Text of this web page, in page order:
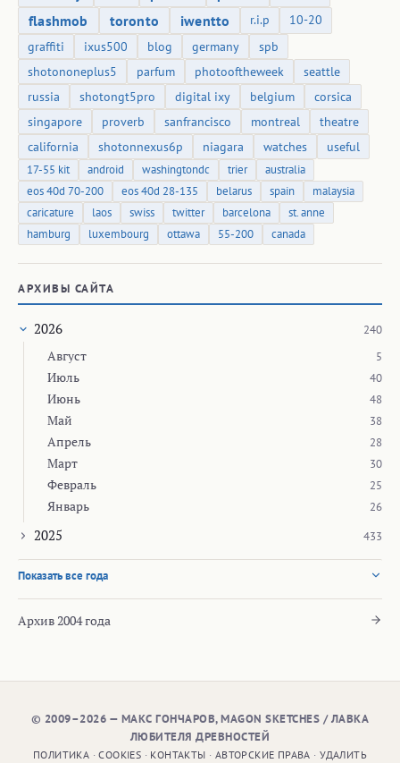
flashmob
toronto iwentto r.i.p
10-20
graffiti
ixus500 blog germany
spb
shotononeplus5
parfum photooftheweek
seattle
russia
shotongt5pro digital ixy belgium
corsica
singapore
proverb sanfrancisco montreal
theatre
california
shotonnexus6p niagara watches useful
17-55 kit android washingtondc trier
australia
eos 40d 70-200
eos 40d 28-135 belarus spain
malaysia
caricature
laos swiss twitter barcelona
st. anne
hamburg
luxembourg ottawa 55-200 canada
АРХИВЫ САЙТА
2026 240
Август 5
Июль 40
Июнь 48
Май 38
Апрель 28
Март 30
Февраль 25
Январь 26
2025 433
Показать все года
Архив 2004 года
© 2009–2026 — МАКС ГОНЧАРОВ, MAGON SKETCHES / ЛАВКА
ЛЮБИТЕЛЯ ДРЕВНОСТЕЙ
ПОЛИТИКА ·COOKIES · КОНТАКТЫ · АВТОРСКИЕ ПРАВА ·УДАЛИТЬ